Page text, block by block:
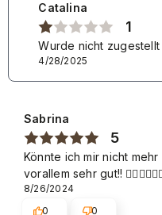
Catalina
1
Wurde nicht zugestellt
4/28/2025
Sabrina
5
Könnte ich mir nicht
vorallem sehr gut!!
8/26/2024
0
0